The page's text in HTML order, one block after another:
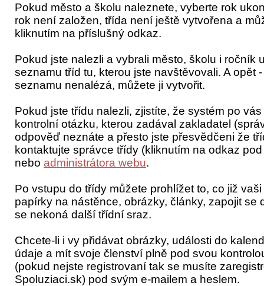
Pokud město a školu naleznete, vyberte rok
rok není založen, třída není ještě vytvořena a
kliknutím na příslušný odkaz.
Pokud jste nalezli a vybrali město, školu i ročník
seznamu tříd tu, kterou jste navštěvovali. A opět
seznamu nenalézá, můžete ji vytvořit.
Pokud jste třídu nalezli, zjistíte, že systém po
kontrolní otázku, kterou zadával zakladatel
odpověď neznáte a přesto jste přesvědčeni že
kontaktujte správce třídy (kliknutím na odkaz
nebo administrátora webu.
Po vstupu do třídy můžete prohlížet to, co již
papírky na nástěnce, obrázky, články, zapojit se
se nekoná další třídní sraz.
Chcete-li i vy přidávat obrázky, události do
údaje a mít svoje členství plně pod svou
(pokud nejste registrovaní tak se musíte
Spoluziaci.sk) pod svým e-mailem a heslem.